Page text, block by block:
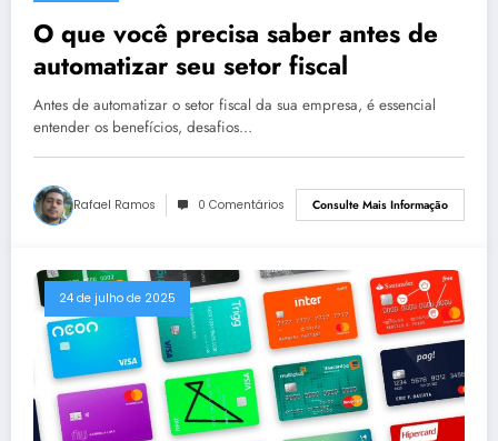
O que você precisa saber antes de
automatizar seu setor fiscal
Antes de automatizar o setor fiscal da sua empresa, é essencial
entender os benefícios, desafios…
Rafael Ramos 0 Comentários Consulte Mais Informação
24 de julho de 2025